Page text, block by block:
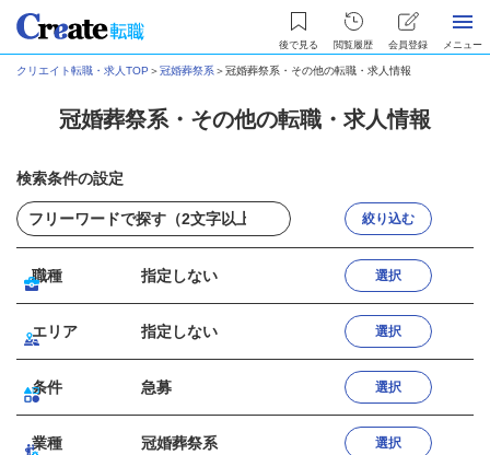
後で見る 閲覧履歴 会員登録 メニュー
クリエイト転職・求人TOP ＞冠婚葬祭系＞冠婚葬祭系・その他の転職・求人情報
冠婚葬祭系・その他の転職・求人情報
検索条件の設定
絞り込む
職種 指定しない 選択
エリア 指定しない 選択
条件 急募 選択
業種 冠婚葬祭系 選択